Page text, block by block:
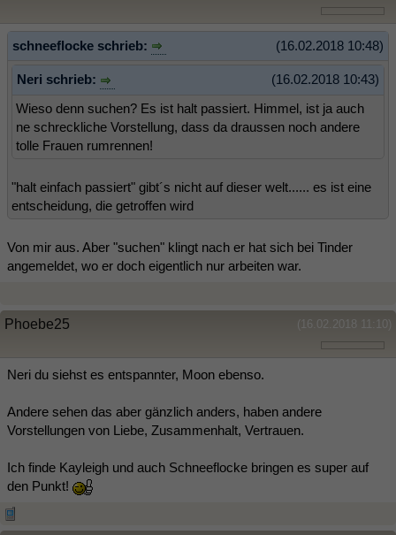
(16.02.2018 10:48)
schneeflocke schrieb:
(16.02.2018 10:43)
Neri schrieb:
Wieso denn suchen? Es ist halt passiert. Himmel, ist ja auch
ne schreckliche Vorstellung, dass da draussen noch andere
tolle Frauen rumrennen!
"halt einfach passiert" gibt´s nicht auf dieser welt...... es ist eine
entscheidung, die getroffen wird
Von mir aus. Aber "suchen" klingt nach er hat sich bei Tinder
angemeldet, wo er doch eigentlich nur arbeiten war.
(16.02.2018 11:10)
Phoebe25
Neri du siehst es entspannter, Moon ebenso.
Andere sehen das aber gänzlich anders, haben andere
Vorstellungen von Liebe, Zusammenhalt, Vertrauen.
Ich finde Kayleigh und auch Schneeflocke bringen es super auf
den Punkt!